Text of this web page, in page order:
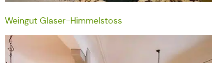
Weingut Glaser-Himmelstoss